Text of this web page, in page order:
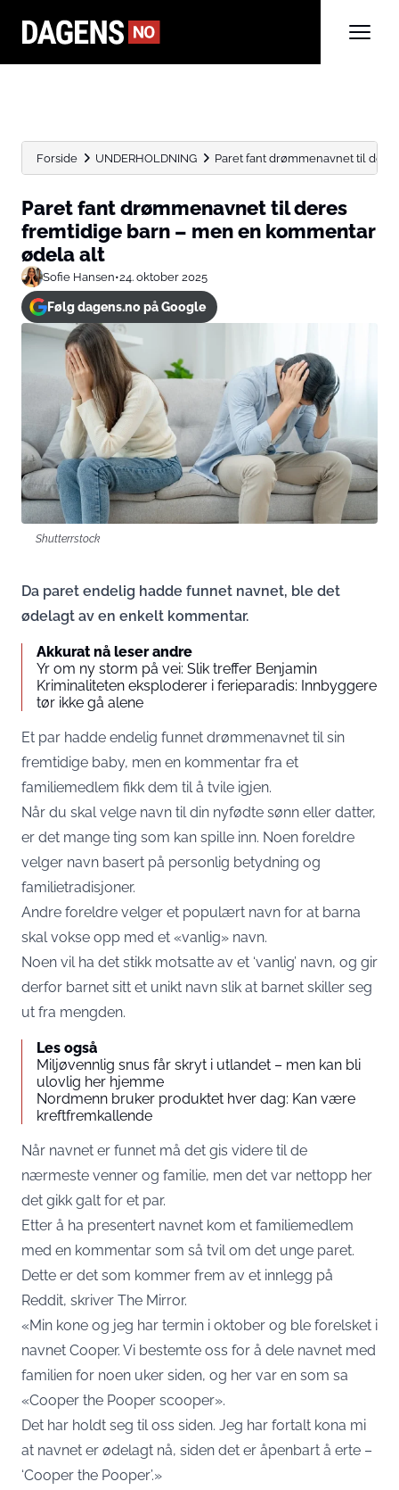
Forside UNDERHOLDNING Paret fant drømmenavnet til
Paret fant drømmenavnet til deres
fremtidige barn – men en kommentar
ødela alt
Sofie Hansen•24. oktober 2025
Følg dagens.no på Google
Shutterrstock
Da paret endelig hadde funnet navnet, ble det
ødelagt av en enkelt kommentar.
Akkurat nå leser andre
Yr om ny storm på vei: Slik treffer Benjamin
Kriminaliteten eksploderer i ferieparadis: Innbyggere
tør ikke gå alene
Et par hadde endelig funnet drømmenavnet til sin
fremtidige baby, men en kommentar fra et
familiemedlem fikk dem til å tvile igjen.
Når du skal velge navn til din nyfødte sønn eller datter,
er det mange ting som kan spille inn. Noen foreldre
velger navn basert på personlig betydning og
familietradisjoner.
Andre foreldre velger et populært navn for at barna
skal vokse opp med et «vanlig» navn.
Noen vil ha det stikk motsatte av et ‘vanlig’ navn, og gir
derfor barnet sitt et unikt navn slik at barnet skiller seg
ut fra mengden.
Les også
Miljøvennlig snus får skryt i utlandet – men kan bli
ulovlig her hjemme
Nordmenn bruker produktet hver dag: Kan være
kreftfremkallende
Når navnet er funnet må det gis videre til de
nærmeste venner og familie, men det var nettopp her
det gikk galt for et par.
Etter å ha presentert navnet kom et familiemedlem
med en kommentar som så tvil om det unge paret.
Dette er det som kommer frem av et innlegg på
Reddit, skriver The Mirror.
«Min kone og jeg har termin i oktober og ble forelsket i
navnet Cooper. Vi bestemte oss for å dele navnet med
familien for noen uker siden, og her var en som sa
«Cooper the Pooper scooper».
Det har holdt seg til oss siden. Jeg har fortalt kona mi
at navnet er ødelagt nå, siden det er åpenbart å erte –
‘Cooper the Pooper’.»